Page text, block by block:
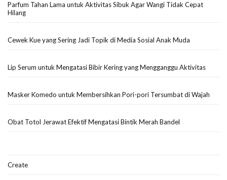
Parfum Tahan Lama untuk Aktivitas Sibuk Agar Wangi Tidak Cepat
Hilang
Cewek Kue yang Sering Jadi Topik di Media Sosial Anak Muda
Lip Serum untuk Mengatasi Bibir Kering yang Mengganggu Aktivitas
Masker Komedo untuk Membersihkan Pori-pori Tersumbat di Wajah
Obat Totol Jerawat Efektif Mengatasi Bintik Merah Bandel
Create